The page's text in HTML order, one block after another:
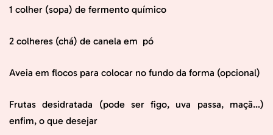
1 colher (sopa) de fermento químico
2 colheres (chá) de canela em pó
Aveia em flocos para colocar no fundo da forma (opcional)
Frutas desidratada (pode ser figo, uva passa, maçã…)
enfim, o que desejar